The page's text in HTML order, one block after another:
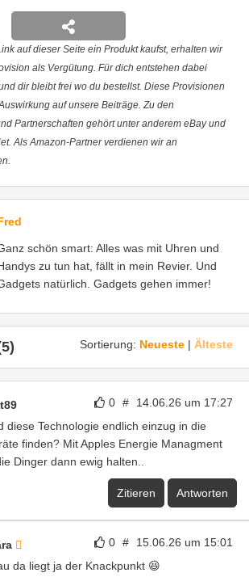
auf dieser Seite ein Produkt kaufst, erhalten wir
als Vergütung. Für dich entstehen dabei
dir bleibt frei wo du bestellst. Diese Provisionen
auf unsere Beiträge. Zu den
Partnerschaften gehört unter anderem eBay und
Als Amazon-Partner verdienen wir an
schön smart: Alles was mit Uhren und
zu tun hat, fällt in mein Revier. Und
natürlich. Gadgets gehen immer!
Sortierung: Neueste | Älteste
0 # 14.06.26 um 17:27
diese Technologie endlich einzug in die
finden? Mit Apples Energie Managment
Dinger dann ewig halten..
Zitieren Antworten
0 # 15.06.26 um 15:01
da liegt ja der Knackpunkt 😆